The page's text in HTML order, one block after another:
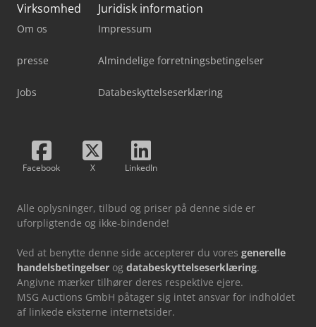
Virksomhed
Om os
presse
Jobs
Juridisk information
Impressum
Almindelige forretningsbetingelser
Databeskyttelseserklæring
Facebook X LinkedIn
Alle oplysninger, tilbud og priser på denne side er
uforpligtende og ikke-bindende!
Ved at benytte denne side accepterer du vores generelle
handelsbetingelser og databeskyttelseserklæring.
Angivne mærker tilhører deres respektive ejere.
MSG Auctions GmbH påtager sig intet ansvar for indholdet
af linkede eksterne internetsider.